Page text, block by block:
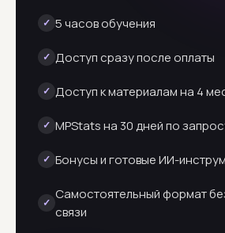
✓ 5 часов обучения
✓ Доступ сразу после оплаты
✓ Доступ к материалам на 4
✓ MPStats на 30 дней по
✓ Бонусы и готовые ИИ-
✓
Самостоятельный формат
связи